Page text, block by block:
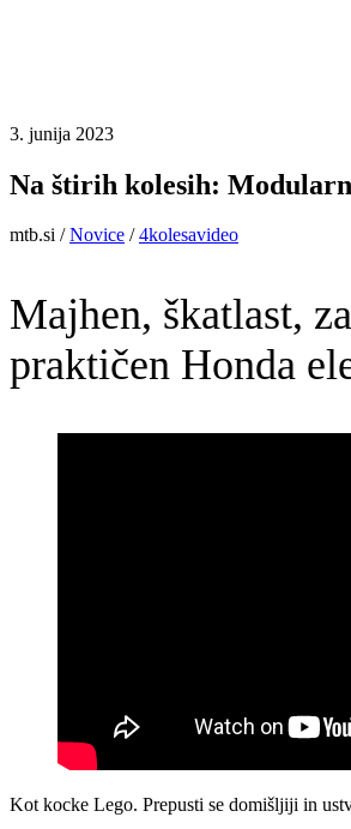
3. junija 2023
Na štirih kolesih:
mtb.si / Novice / 4kolesavideo
Majhen, škatlast,
praktičen Honda
Kot kocke Lego. Prepusti se domišljiji in